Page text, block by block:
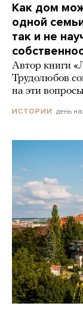
Как дом
одной
так и не
Автор книги
Трудолюбов
на эти вопросы
ИСТОРИИ день